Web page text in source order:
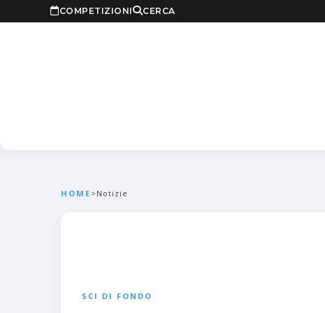
COMPETIZIONI CERCA
HOME > Notizie
SCI DI FONDO